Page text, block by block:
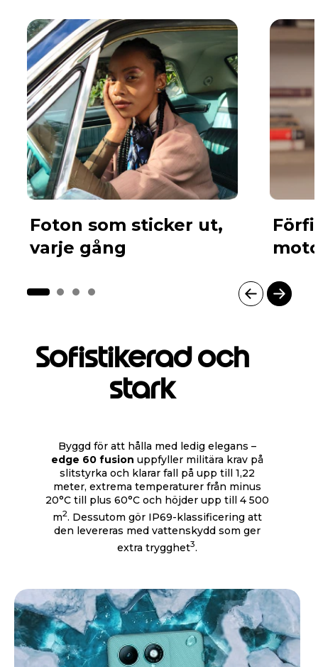
Foton som sticker ut,
varje gång
Sofistikerad och
stark
Byggd för att hålla med ledig elegans –
edge 60 fusion uppfyller militära krav på
slitstyrka och klarar fall på upp till 1,22
meter, extrema temperaturer från minus
20°C till plus 60°C och höjder upp till 4 500
m2. Dessutom gör IP69-klassificering att
den levereras med vattenskydd som ger
extra trygghet3.